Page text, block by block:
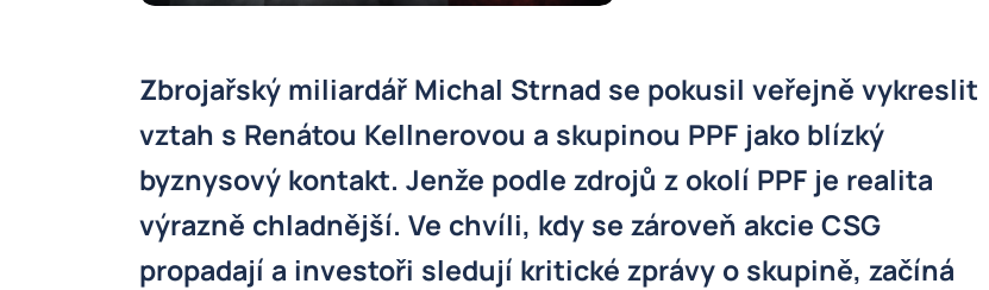
Zbrojařský miliardář Michal Strnad se pokusil veřejně vykreslit
vztah s Renátou Kellnerovou a skupinou PPF jako blízký
byznysový kontakt. Jenže podle zdrojů z okolí PPF je realita
výrazně chladnější. Ve chvíli, kdy se zároveň akcie CSG
propadají a investoři sledují kritické zprávy o skupině, začíná